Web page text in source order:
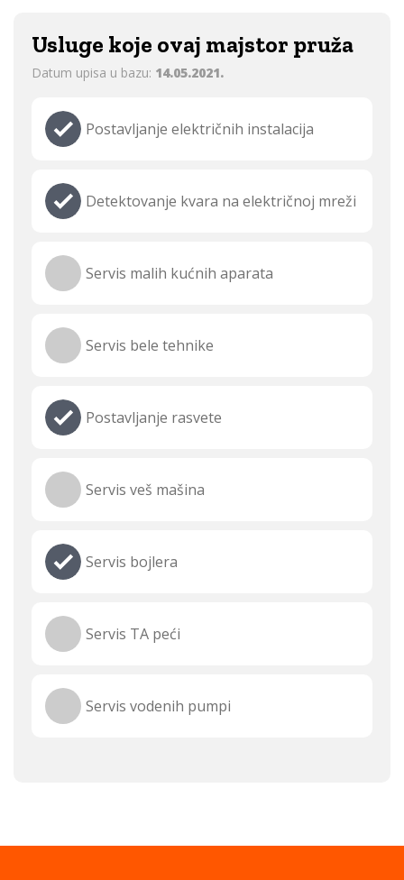
Usluge koje ovaj majstor pruža
Datum upisa u bazu: 14.05.2021.
Postavljanje električnih instalacija
Detektovanje kvara na električnoj mreži
Servis malih kućnih aparata
Servis bele tehnike
Postavljanje rasvete
Servis veš mašina
Servis bojlera
Servis TA peći
Servis vodenih pumpi